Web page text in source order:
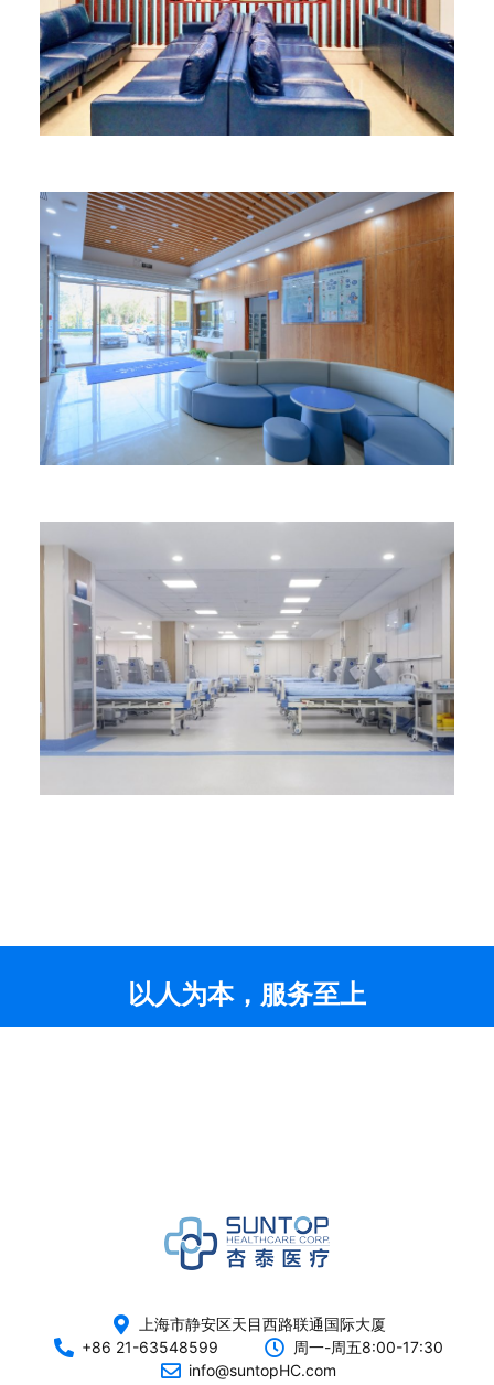
以人为本，服务至上
上海市静安区天目西路联通国际大厦
+86 21-63548599
周一-周五8:00-17:30
info@suntopHC.com